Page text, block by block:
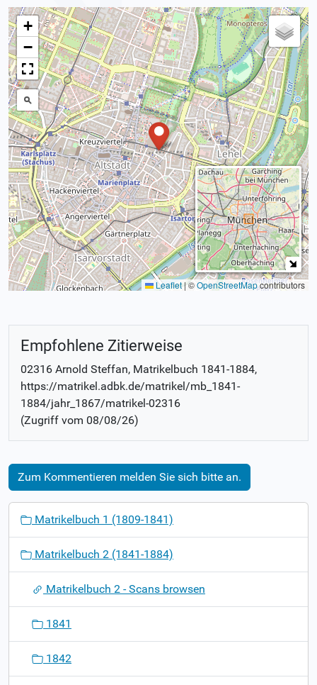
+
−
Leaflet|©OpenStreetMapcontributors
Empfohlene Zitierweise
02316 Arnold Steffan, Matrikelbuch 1841-1884,
https://matrikel.adbk.de/matrikel/mb_1841-
1884/jahr_1867/matrikel-02316
(Zugriff vom 08/08/26)
Zum Kommentieren melden Sie sich bitte an.
o
Matrikelbuch 1 (1809-1841)
Matrikelbuch 2 (1841-1884)
Matrikelbuch 2 - Scans browsen
1841
1842